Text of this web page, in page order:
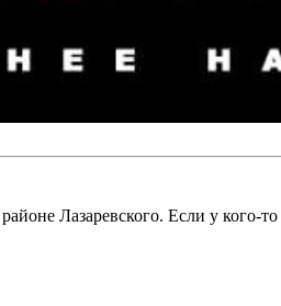
Лазаревского. Если у кого-